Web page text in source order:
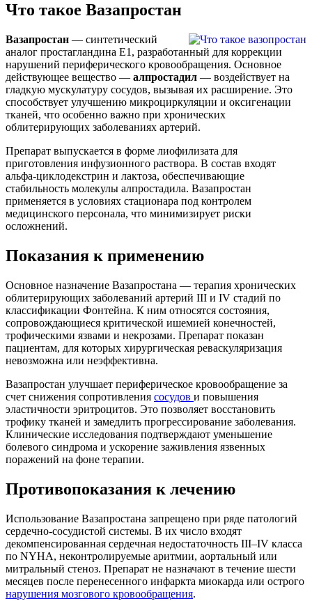
Что такое Вазапростан
Вазапростан — синтетический
аналог простагландина Е1, разработанный для коррекции
нарушений периферического кровообращения. Основное
действующее вещество — алпростадил — воздействует на
гладкую мускулатуру сосудов, вызывая их расширение. Это
способствует улучшению микроциркуляции и оксигенации
тканей, что особенно важно при хронических
облитерирующих заболеваниях артерий.
Препарат выпускается в форме лиофилизата для
приготовления инфузионного раствора. В состав входят
альфа-циклодекстрин и лактоза, обеспечивающие
стабильность молекулы алпростадила. Вазапростан
применяется в условиях стационара под контролем
медицинского персонала, что минимизирует риски
осложнений.
Показания к применению
Основное назначение Вазапростана — терапия хронических
облитерирующих заболеваний артерий III и IV стадий по
классификации Фонтейна. К ним относятся состояния,
сопровождающиеся критической ишемией конечностей,
трофическими язвами и некрозами. Препарат показан
пациентам, для которых хирургическая реваскуляризация
невозможна или неэффективна.
Вазапростан улучшает периферическое кровообращение за
счет снижения сопротивления сосудов и повышения
эластичности эритроцитов. Это позволяет восстановить
трофику тканей и замедлить прогрессирование заболевания.
Клинические исследования подтверждают уменьшение
болевого синдрома и ускорение заживления язвенных
поражений на фоне терапии.
Противопоказания к лечению
Использование Вазапростана запрещено при ряде патологий
сердечно-сосудистой системы. В их число входят
декомпенсированная сердечная недостаточность III–IV класса
по NYHA, неконтролируемые аритмии, аортальный или
митральный стеноз. Препарат не назначают в течение шести
месяцев после перенесенного инфаркта миокарда или острого
нарушения мозгового кровообращения.